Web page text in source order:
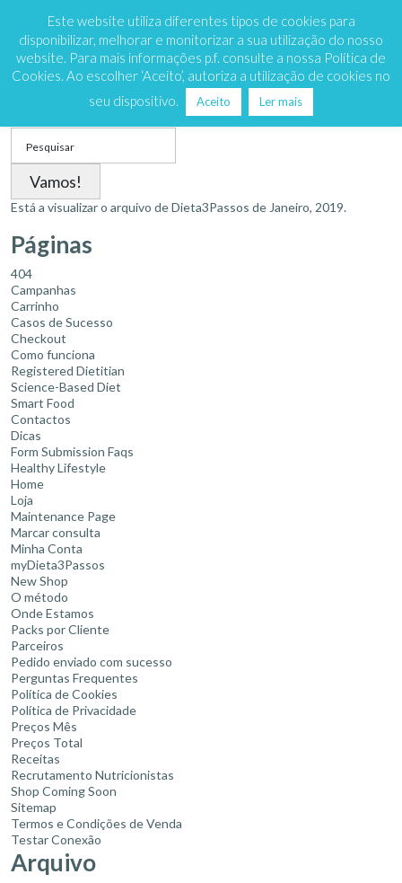
808 200 333 Marque já
Janeiro 2019
for:
Está a visualizar o arquivo deDieta3Passos de Janeiro, 2019.
Páginas
404
Campanhas
Carrinho
Casos de Sucesso
Checkout
Como funciona
Registered Dietitian
Science-Based Diet
Smart Food
Contactos
Dicas
Form Submission Faqs
Healthy Lifestyle
Home
Loja
Maintenance Page
Marcar consulta
Minha Conta
myDieta3Passos
New Shop
O método
Onde Estamos
Packs por Cliente
Parceiros
Pedido enviado com sucesso
Perguntas Frequentes
Política de Cookies
Política de Privacidade
Preços Mês
Preços Total
Receitas
Recrutamento Nutricionistas
Shop Coming Soon
Sitemap
Termos e Condições de Venda
Testar Conexão
Arquivo
Este website utiliza diferentes tipos de cookies para
disponibilizar, melhorar e monitorizar a sua utilização do nosso
website. Para mais informações p.f. consulte a nossa Política de
Cookies. Ao escolher ‘Aceito’, autoriza a utilização de cookies no
seu dispositivo.
Aceito Ler mais